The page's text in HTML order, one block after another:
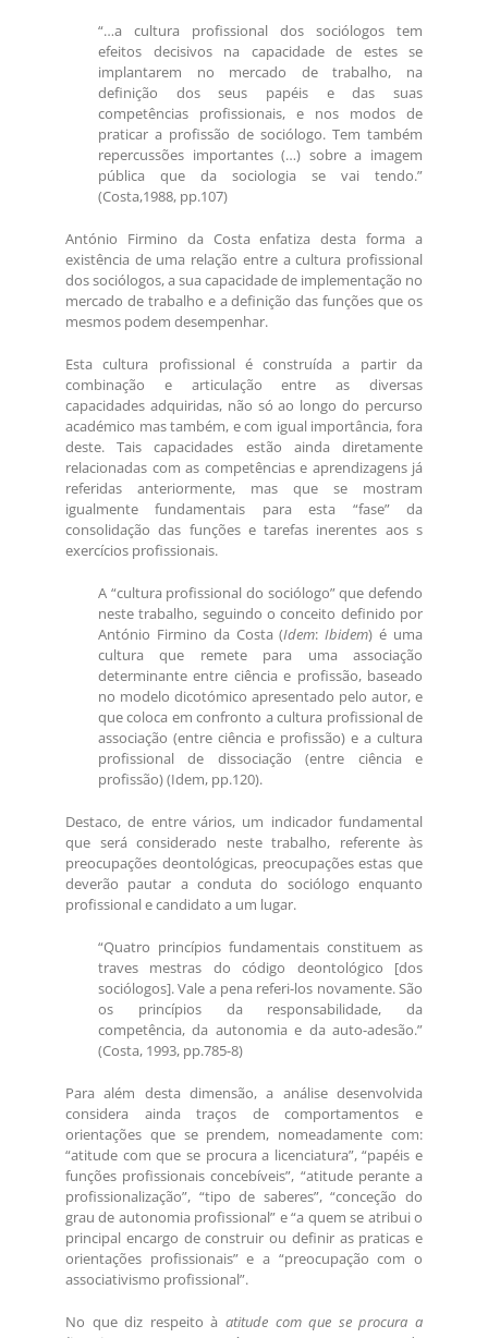
“…a cultura profissional dos sociólogos tem
efeitos decisivos na capacidade de estes se
implantarem no mercado de trabalho, na
definição dos seus papéis e das suas
competências profissionais, e nos modos de
praticar a profissão de sociólogo. Tem também
repercussões importantes (…) sobre a imagem
pública que da sociologia se vai tendo.”
(Costa,1988, pp.107)
António Firmino da Costa enfatiza desta forma a
existência de uma relação entre a cultura profissional
dos sociólogos, a sua capacidade de implementação no
mercado de trabalho e a definição das funções que os
mesmos podem desempenhar.
Esta cultura profissional é construída a partir da
combinação e articulação entre as diversas
capacidades adquiridas, não só ao longo do percurso
académico mas também, e com igual importância, fora
deste. Tais capacidades estão ainda diretamente
relacionadas com as competências e aprendizagens já
referidas anteriormente, mas que se mostram
igualmente fundamentais para esta “fase” da
consolidação das funções e tarefas inerentes aos s
exercícios profissionais.
A “cultura profissional do sociólogo” que defendo
neste trabalho, seguindo o conceito definido por
António Firmino da Costa (Idem: Ibidem) é uma
cultura que remete para uma associação
determinante entre ciência e profissão, baseado
no modelo dicotómico apresentado pelo autor, e
que coloca em confronto a cultura profissional de
associação (entre ciência e profissão) e a cultura
profissional de dissociação (entre ciência e
profissão) (Idem, pp.120).
Destaco, de entre vários, um indicador fundamental
que será considerado neste trabalho, referente às
preocupações deontológicas, preocupações estas que
deverão pautar a conduta do sociólogo enquanto
profissional e candidato a um lugar.
“Quatro princípios fundamentais constituem as
traves mestras do código deontológico [dos
sociólogos]. Vale a pena referi-los novamente. São
os princípios da responsabilidade, da
competência, da autonomia e da auto-adesão.”
(Costa, 1993, pp.785-8)
Para além desta dimensão, a análise desenvolvida
considera ainda traços de comportamentos e
orientações que se prendem, nomeadamente com:
“atitude com que se procura a licenciatura”, “papéis e
funções profissionais concebíveis”, “atitude perante a
profissionalização”, “tipo de saberes”, “conceção do
grau de autonomia profissional” e “a quem se atribui o
principal encargo de construir ou definir as praticas e
orientações profissionais” e a “preocupação com o
associativismo profissional”.
No que diz respeito à atitude com que se procura a